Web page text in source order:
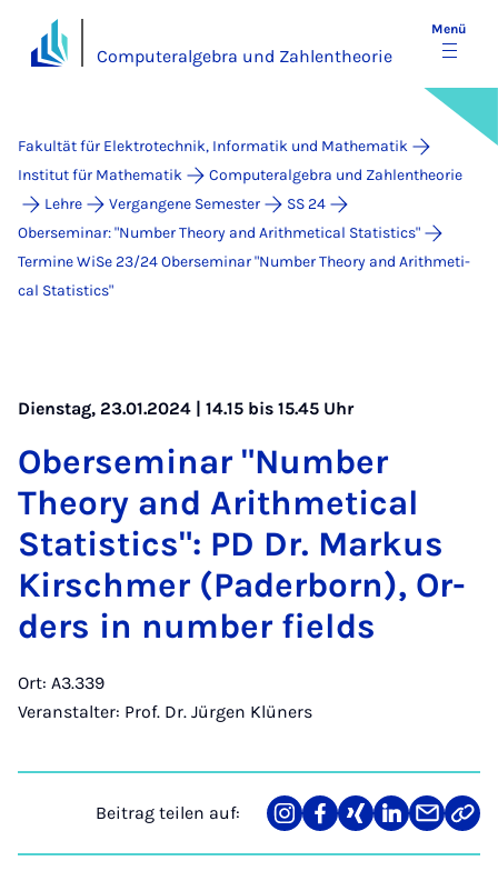
Computeralgebra und Zahlentheorie
Menü
Fakultät für Elektrotechnik, Informatik und Mathematik
Institut für Mathematik
Computeralgebra und Zahlentheorie
Lehre
Vergangene Semester
SS 24
Oberseminar: "Number Theory and Arithmetical Statistics"
Termine WiSe 23/24 Ober­se­mi­nar "Num­ber Theo­ry and Arith­me­ti­
cal Sta­ti­stics"
Dienstag, 23.01.2024 | 14.15 bis 15.45 Uhr
Ober­se­mi­nar "Num­ber
Theo­ry and Arith­me­ti­cal
Sta­ti­stics": PD Dr. Mar­kus
Kir­schmer (Pa­der­born), Or­
ders in num­ber fields
Ort: A3.339
Veranstalter: Prof. Dr. Jürgen Klüners
Beitrag teilen auf:
Teilen
auf
Teilen
auf
Teilen
auf
Teilen
auf
Teilen
über
Link